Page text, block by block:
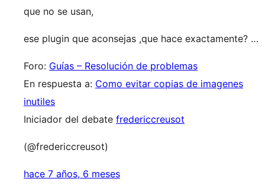
que no se usan,
ese plugin que aconsejas ,que hace exactamente? …
Foro: Guías – Resolución de problemas
En respuesta a: Como evitar copias de imagenes
inutiles
Iniciador del debate fredericcreusot
(@fredericcreusot)
hace 7 años, 6 meses